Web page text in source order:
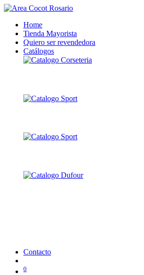
Home
Tienda Mayorista
Quiero ser revendedora
Catálogos
Contacto
0